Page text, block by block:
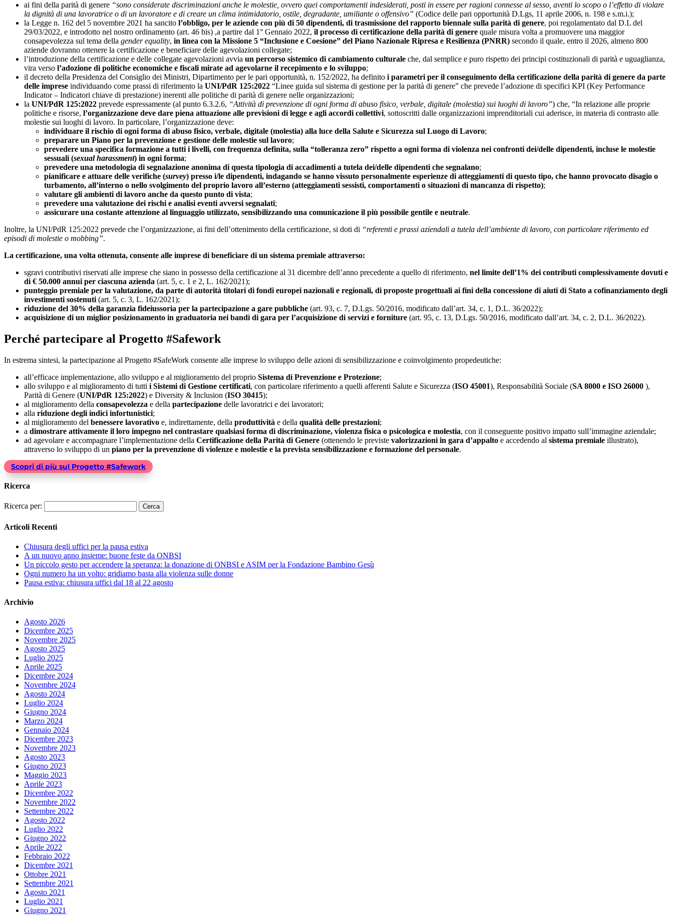
ai fini della parità di genere “sono considerate discriminazioni anche le molestie, ovvero quei comportamenti indesiderati, posti in essere per ragioni connesse al sesso, aventi lo scopo o l’effetto di violare
la dignità di una lavoratrice o di un lavoratore e di creare un clima intimidatorio, ostile, degradante, umiliante o offensivo” (Codice delle pari opportunità D.Lgs, 11 aprile 2006, n. 198 e s.m.i.);
la Legge n. 162 del 5 novembre 2021 ha sancito l’obbligo, per le aziende con più di 50 dipendenti, di trasmissione del rapporto biennale sulla parità di genere, poi regolamentato dal D.L del
29/03/2022, e introdotto nel nostro ordinamento (art. 46 bis) ,a partire dal 1° Gennaio 2022, il processo di certificazione della parità di genere quale misura volta a promuovere una maggior
consapevolezza sul tema della gender equality, in linea con la Missione 5 “Inclusione e Coesione” del Piano Nazionale Ripresa e Resilienza (PNRR) secondo il quale, entro il 2026, almeno 800
aziende dovranno ottenere la certificazione e beneficiare delle agevolazioni collegate;
l’introduzione della certificazione e delle collegate agevolazioni avvia un percorso sistemico di cambiamento culturale che, dal semplice e puro rispetto dei principi costituzionali di parità e uguaglianza,
vira verso l’adozione di politiche economiche e fiscali mirate ad agevolarne il recepimento e lo sviluppo;
il decreto della Presidenza del Consiglio dei Ministri, Dipartimento per le pari opportunità, n. 152/2022, ha definito i parametri per il conseguimento della certificazione della parità di genere da parte
delle imprese individuando come prassi di riferimento la UNI/PdR 125:2022 “Linee guida sul sistema di gestione per la parità di genere” che prevede l’adozione di specifici KPI (Key Performance
Indicator – Indicatori chiave di prestazione) inerenti alle politiche di parità di genere nelle organizzazioni;
la UNI/PdR 125:2022 prevede espressamente (al punto 6.3.2.6, “Attività di prevenzione di ogni forma di abuso fisico, verbale, digitale (molestia) sui luoghi di lavoro”) che, “In relazione alle proprie
politiche e risorse, l’organizzazione deve dare piena attuazione alle previsioni di legge e agli accordi collettivi, sottoscritti dalle organizzazioni imprenditoriali cui aderisce, in materia di contrasto alle
molestie sui luoghi di lavoro. In particolare, l’organizzazione deve:
individuare il rischio di ogni forma di abuso fisico, verbale, digitale (molestia) alla luce della Salute e Sicurezza sul Luogo di Lavoro;
preparare un Piano per la prevenzione e gestione delle molestie sul lavoro;
prevedere una specifica formazione a tutti i livelli, con frequenza definita, sulla “tolleranza zero” rispetto a ogni forma di violenza nei confronti dei/delle dipendenti, incluse le molestie
sessuali (sexual harassment) in ogni forma;
prevedere una metodologia di segnalazione anonima di questa tipologia di accadimenti a tutela dei/delle dipendenti che segnalano;
pianificare e attuare delle verifiche (survey) presso i/le dipendenti, indagando se hanno vissuto personalmente esperienze di atteggiamenti di questo tipo, che hanno provocato disagio o
turbamento, all’interno o nello svolgimento del proprio lavoro all’esterno (atteggiamenti sessisti, comportamenti o situazioni di mancanza di rispetto);
valutare gli ambienti di lavoro anche da questo punto di vista;
prevedere una valutazione dei rischi e analisi eventi avversi segnalati;
assicurare una costante attenzione al linguaggio utilizzato, sensibilizzando una comunicazione il più possibile gentile e neutrale.
Inoltre, la UNI/PdR 125:2022 prevede che l’organizzazione, ai fini dell’ottenimento della certificazione, si doti di “referenti e prassi aziendali a tutela dell’ambiente di lavoro, con particolare riferimento ed
episodi di molestie o mobbing”.
La certificazione, una volta ottenuta, consente alle imprese di beneficiare di un sistema premiale attraverso:
sgravi contributivi riservati alle imprese che siano in possesso della certificazione al 31 dicembre dell’anno precedente a quello di riferimento, nel limite dell’1% dei contributi complessivamente dovuti e
di € 50.000 annui per ciascuna azienda (art. 5, c. 1 e 2, L. 162/2021);
punteggio premiale per la valutazione, da parte di autorità titolari di fondi europei nazionali e regionali, di proposte progettuali ai fini della concessione di aiuti di Stato a cofinanziamento degli
investimenti sostenuti (art. 5, c. 3, L. 162/2021);
riduzione del 30% della garanzia fideiussoria per la partecipazione a gare pubbliche (art. 93, c. 7, D.Lgs. 50/2016, modificato dall’art. 34, c. 1, D.L. 36/2022);
acquisizione di un miglior posizionamento in graduatoria nei bandi di gara per l’acquisizione di servizi e forniture (art. 95, c. 13, D.Lgs. 50/2016, modificato dall’art. 34, c. 2, D.L. 36/2022).
Perché partecipare al Progetto #Safework
In estrema sintesi, la partecipazione al Progetto #SafeWork consente alle imprese lo sviluppo delle azioni di sensibilizzazione e coinvolgimento propedeutiche:
all’efficace implementazione, allo sviluppo e al miglioramento del proprio Sistema di Prevenzione e Protezione;
allo sviluppo e al miglioramento di tutti i Sistemi di Gestione certificati, con particolare riferimento a quelli afferenti Salute e Sicurezza (ISO 45001), Responsabilità Sociale (SA 8000 e ISO 26000 ),
Parità di Genere (UNI/PdR 125:2022) e Diversity & Inclusion (ISO 30415);
al miglioramento della consapevolezza e della partecipazione delle lavoratrici e dei lavoratori;
alla riduzione degli indici infortunistici;
al miglioramento del benessere lavorativo e, indirettamente, della produttività e della qualità delle prestazioni;
a dimostrare attivamente il loro impegno nel contrastare qualsiasi forma di discriminazione, violenza fisica o psicologica e molestia, con il conseguente positivo impatto sull’immagine aziendale;
ad agevolare e accompagnare l’implementazione della Certificazione della Parità di Genere (ottenendo le previste valorizzazioni in gara d’appalto e accedendo al sistema premiale illustrato),
attraverso lo sviluppo di un piano per la prevenzione di violenze e molestie e la prevista sensibilizzazione e formazione del personale.
Scopri di più sul Progetto #Safework
Ricerca
Ricerca per:
Articoli Recenti
Chiusura degli uffici per la pausa estiva
A un nuovo anno insieme: buone feste da ONBSI
Un piccolo gesto per accendere la speranza: la donazione di ONBSI e ASIM per la Fondazione Bambino Gesù
Ogni numero ha un volto: gridiamo basta alla violenza sulle donne
Pausa estiva: chiusura uffici dal 18 al 22 agosto
Archivio
Agosto 2026
Dicembre 2025
Novembre 2025
Agosto 2025
Luglio 2025
Aprile 2025
Dicembre 2024
Novembre 2024
Agosto 2024
Luglio 2024
Giugno 2024
Marzo 2024
Gennaio 2024
Dicembre 2023
Novembre 2023
Agosto 2023
Giugno 2023
Maggio 2023
Aprile 2023
Dicembre 2022
Novembre 2022
Settembre 2022
Agosto 2022
Luglio 2022
Giugno 2022
Aprile 2022
Febbraio 2022
Dicembre 2021
Ottobre 2021
Settembre 2021
Agosto 2021
Luglio 2021
Giugno 2021